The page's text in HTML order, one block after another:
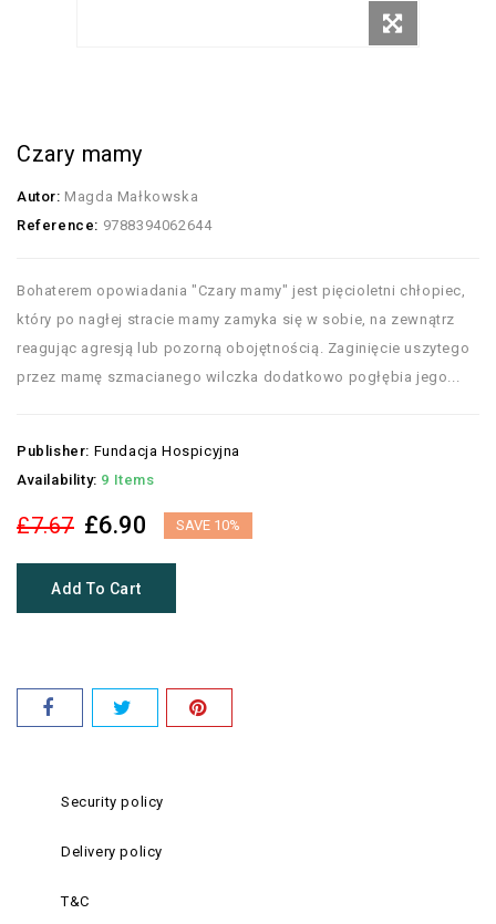
Czary mamy
Autor: Magda Małkowska
Reference: 9788394062644
Bohaterem opowiadania "Czary mamy" jest pięcioletni chłopiec,
który po nagłej stracie mamy zamyka się w sobie, na zewnątrz
reagując agresją lub pozorną obojętnością. Zaginięcie uszytego
przez mamę szmacianego wilczka dodatkowo pogłębia jego...
Publisher: Fundacja Hospicyjna
Availability: 9 Items
£7.67 £6.90 SAVE 10%
Add To Cart
Security policy
Delivery policy
T&C